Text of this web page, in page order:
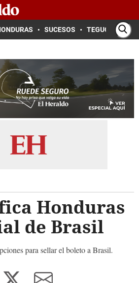
SUCESOS TEGUCIGALPA
Honduras
de Brasil
para sellar el boleto a Brasil.